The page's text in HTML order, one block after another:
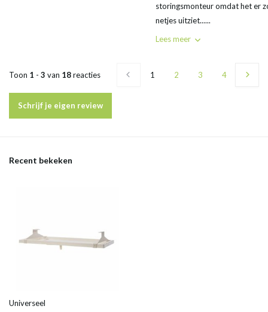
storingsmonteur omdat het er
netjes uitziet......
Lees meer
Toon 1 - 3 van 18reacties 1 2 3 4 5
Schrijf je eigen review
Recent bekeken
Universeel